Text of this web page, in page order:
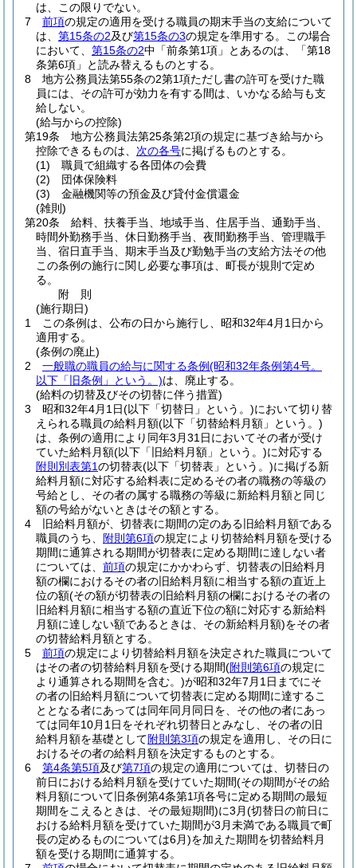
は、この限りでない。
7
前項の規定の適用を受ける職員の期末手当の支給について
は、 第15条の2及び第15条の3の規定を準用する。
この場合
において、 第15条の2中「前条第1項」とあるのは、「第18
条第6項」と読み替えるものとする。
8
地方公務員法第55条の2第1項ただし書の許可を受けた職
員には、その許可が効力を有する間は、いかなる給与も支
給しない。
(給与からの控除)
第19条
地方公務員法第25条第2項の規定に基づき給与から
控除できるものは、 次の各号に掲げるものとする。
(1)
職員で組織する各団体の会費
(2)
団体保険料
(3)
金融機関等の預金及び貸付金償還金
(雑則)
第20条
給料、扶養手当、地域手当、住居手当、通勤手当、
時間外勤務手当、休日勤務手当、夜間勤務手当、管理職手
当、宿日直手当、期末手当及び勤勉手当の支給方法その他
この条例の施行に関し必要な事項は、町長が規則で定め
る。
附 則
(施行期日)
1
この条例は、公布の日から施行し、昭和32年4月1日から
適用する。
(条例の廃止)
2
一般職の職員の給与に関する条例(昭和32年条例第4号。
以下「旧条例」という。)は、廃止する。
(給料の切替及びその切替に伴う措置)
3
昭和32年4月1日(以下「切替日」という。)において切り替
えられる職員の給料月額(以下「切替給料月額」という。)
は、条例の適用により同年3月31日においてその者が受け
ていた給料月額(以下「旧給料月額」という。)に対応する
附則別表第1の切替表(以下「切替表」という。)に掲げる新
給料月額に対応する給料表に定めるその者の職務の等級の
号給とし、その者の属する職務の等級に新給料月額と同じ
額の号給がないときはその額とする。
4
旧給料月額が、切替表に期間の定のある旧給料月額である
職員のうち、
附則第6項の規定により切替給料月額を受ける
期間に通算される期間が切替表に定める期間に達しない者
については、 前項の規定にかかわらず、切替表の旧給料月
額の欄におけるその者の旧給料月額に相当する額の直近上
位の額(その額が切替表の旧給料月額の欄におけるその者の
旧給料月額に相当する額の直近下位の額に対応する新給料
月額に達しない額であるときは、その新給料月額)をその者
の切替給料月額とする。
5
前項の規定により切替給料月額を決定された職員について
はその者の切替給料月額を受ける期間(附則第6項の規定に
より通算される期間を含む。)が昭和32年7月1日までにそ
の者の旧給料月額について切替表に定める期間に達するこ
ととなる者にあっては同年同月同日を、その他の者にあっ
ては同年10月1日をそれぞれ切替日とみなし、その者の旧
給料月額を基礎として附則第3項の規定を適用し、その日に
おけるその者の給料月額を決定するものとする。
6
第4条第5項及び第7項の規定の適用については、切替日の
前日における給料月額を受けていた期間(その期間がその給
料月額について旧条例第4条第1項各号に定める期間の最短
期間をこえるときは、その最短期間)に3月(切替日の前日に
おける給料月額を受けていた期間が3月未満である職員で町
長の定めるものについては6月)を加えた期間を切替給料月
額を受ける期間に通算する。